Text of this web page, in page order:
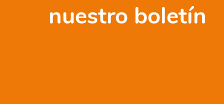
Israel,
nuestro boletín